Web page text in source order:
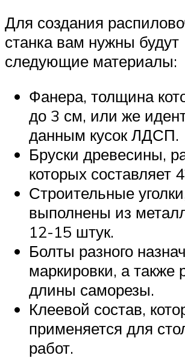
Для создания
станка вам нужны будут
следующие материалы:
Фанера, толщина
до 3 см, или же
данным кусок ЛДСП.
Бруски древесины,
которых составляет
Строительные
выполнены из
12-15 штук.
Болты разного
маркировки, а также
длины саморезы.
Клеевой состав,
применяется для
работ.